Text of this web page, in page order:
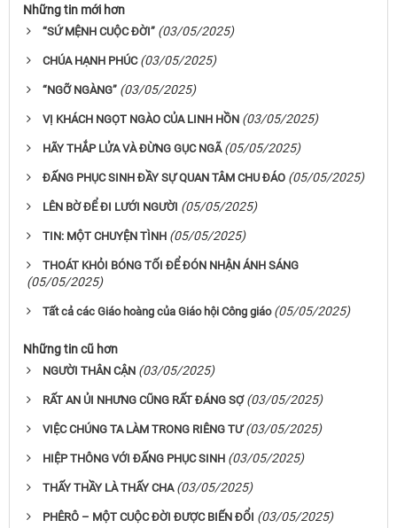
Những tin mới hơn
“SỨ MỆNH CUỘC ĐỜI” (03/05/2025)
CHÚA HẠNH PHÚC (03/05/2025)
“NGỠ NGÀNG” (03/05/2025)
VỊ KHÁCH NGỌT NGÀO CỦA LINH HỒN (03/05/2025)
HÃY THẮP LỬA VÀ ĐỪNG GỤC NGÃ (05/05/2025)
ĐẤNG PHỤC SINH ĐẦY SỰ QUAN TÂM CHU ĐÁO (05/05/2025)
LÊN BỜ ĐỂ ĐI LƯỚI NGƯỜI (05/05/2025)
TIN: MỘT CHUYỆN TÌNH (05/05/2025)
THOÁT KHỎI BÓNG TỐI ĐỂ ĐÓN NHẬN ÁNH SÁNG
(05/05/2025)
Tất cả các Giáo hoàng của Giáo hội Công giáo (05/05/2025)
Những tin cũ hơn
NGƯỜI THÂN CẬN (03/05/2025)
RẤT AN ỦI NHƯNG CŨNG RẤT ĐÁNG SỢ (03/05/2025)
VIỆC CHÚNG TA LÀM TRONG RIÊNG TƯ (03/05/2025)
HIỆP THÔNG VỚI ĐẤNG PHỤC SINH (03/05/2025)
THẤY THẦY LÀ THẤY CHA (03/05/2025)
PHÊRÔ – MỘT CUỘC ĐỜI ĐƯỢC BIẾN ĐỔI (03/05/2025)